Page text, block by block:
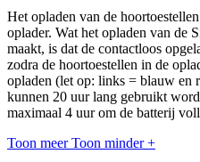
Het opladen van de
oplader. Wat het opladen van
maakt, is dat de contactloos
zodra de hoortoestellen in de
opladen (let op: links = blauw en
kunnen 20 uur lang gebruikt
maximaal 4 uur om de batterij
Toon meer Toon minder +